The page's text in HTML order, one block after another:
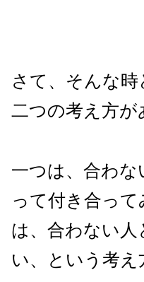
さて、そんな
二つの考え方が
一つは、合わ
って付き合っ
は、合わない
い、という考え